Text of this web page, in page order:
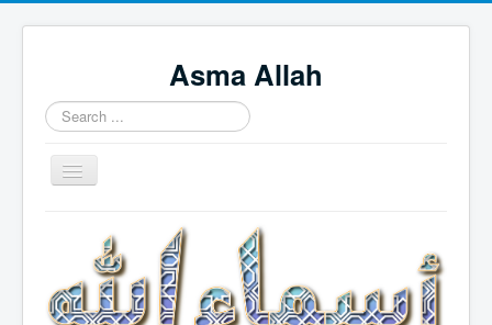
Asma Allah
Search
...
Toggle
Navigation
Intro Videos
Français